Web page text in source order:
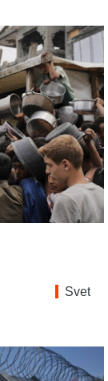
Svet